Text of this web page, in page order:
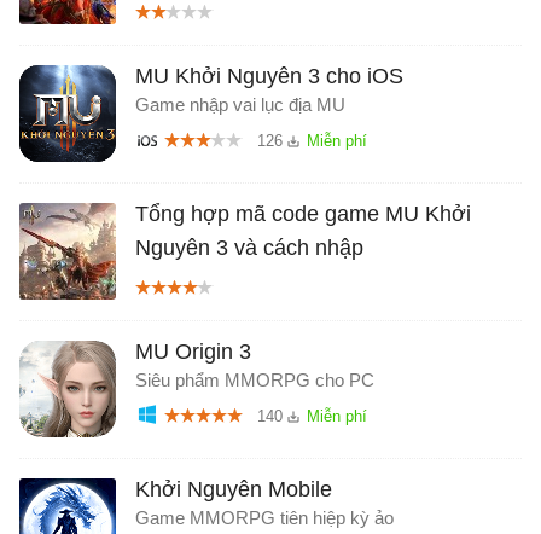
MU Khởi Nguyên 3 cho iOS
Game nhập vai lục địa MU
126
Tổng hợp mã code game MU Khởi
Nguyên 3 và cách nhập
MU Origin 3
Siêu phẩm MMORPG cho PC
140
Khởi Nguyên Mobile
Game MMORPG tiên hiệp kỳ ảo